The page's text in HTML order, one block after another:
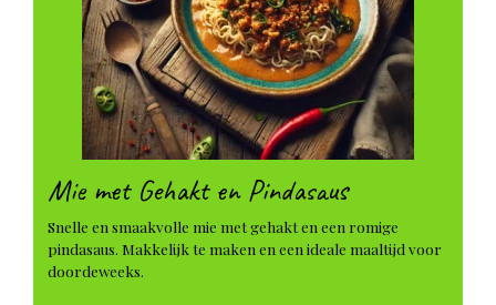
Mie met Gehakt en Pindasaus
Snelle en smaakvolle mie met gehakt en een romige
pindasaus. Makkelijk te maken en een ideale maaltijd voor
doordeweeks.